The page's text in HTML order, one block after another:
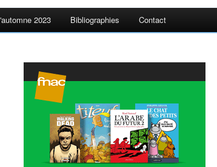
2023 Bibliographies Contact